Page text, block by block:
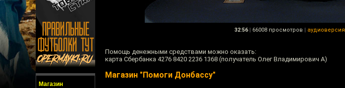
Магазин
32:56 | 66008 просмотров | аудиоверсия
Помощь денежными средствами можно оказать:
карта Сбербанка 4276 8420 2236 1368 (получатель Олег Владимирович А)
Магазин "Помоги Донбассу"